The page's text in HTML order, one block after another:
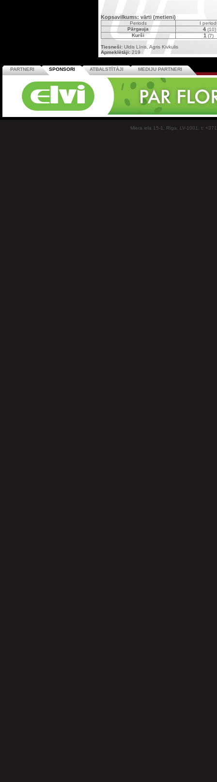
Kopsavilkums: vārti (metieni)
Periods
I
Pārgauja
4(10)
Kurši
1 (7)
Tiesneši: Uldis Līnis, Agris Kivkulis
Apmeklētāji: 219
PARTNERI SPONSORI ATBALSTĪTĀJI MEDIJU PARTNERI
Miera iela 15-1, Rīga, LV-1001, t: